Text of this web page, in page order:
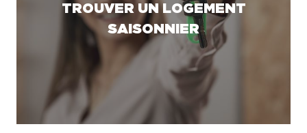
TROUVER UN LOGEMENT
SAISONNIER